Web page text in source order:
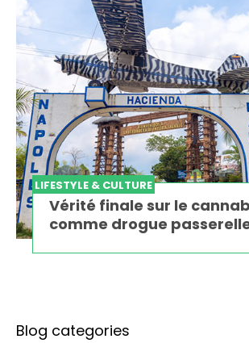
LIFESTYLE & CULTURE
Vérité finale sur le
comme drogue
Blog categories